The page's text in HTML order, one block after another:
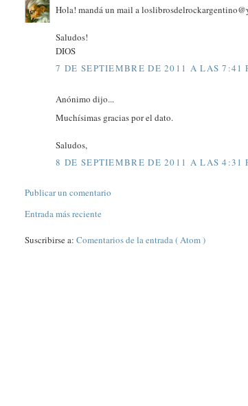
Hola! mandá un mail a
Saludos!
DIOS
7 DE SEPTIEMBRE DE 2011 A LAS 7:41
Anónimo dijo...
Muchísimas gracias por el dato.
Saludos,
8 DE SEPTIEMBRE DE 2011 A LAS 4:31
Publicar un comentario
Entrada más reciente
Suscribirse a:Comentarios de la entrada ( Atom )